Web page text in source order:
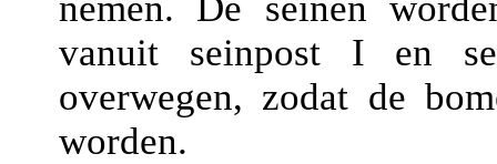
vanuit seinpost I en
overwegen, zodat de
worden.